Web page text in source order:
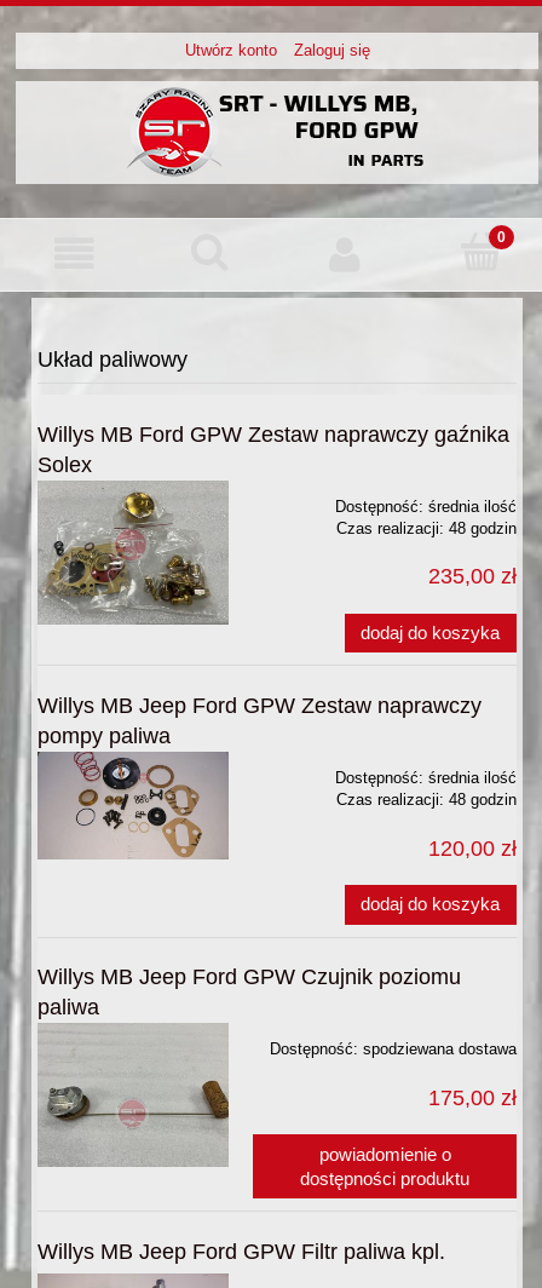
Utwórz konto Zaloguj się
Układ paliwowy
Willys MB Ford GPW Zestaw naprawczy gaźnika
Solex
Dostępność: średnia ilość
Czas realizacji: 48 godzin
235,00 zł
dodaj do koszyka
Willys MB Jeep Ford GPW Zestaw naprawczy
pompy paliwa
Dostępność: średnia ilość
Czas realizacji: 48 godzin
120,00 zł
dodaj do koszyka
Willys MB Jeep Ford GPW Czujnik poziomu
paliwa
Dostępność: spodziewana dostawa
175,00 zł
powiadomienie o
dostępności produktu
Willys MB Jeep Ford GPW Filtr paliwa kpl.